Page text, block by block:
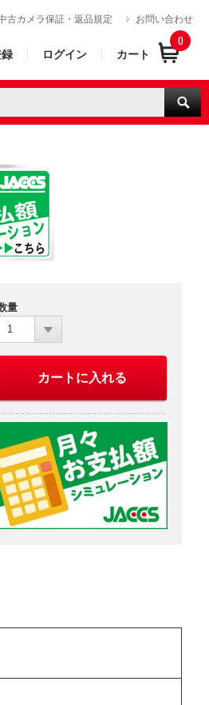
古カメラ保証・返品規定 お問い合わせ
ログイン カート
0
量
1
カートに入れる